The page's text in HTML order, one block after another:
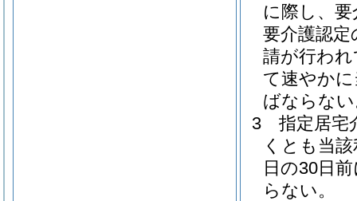
に際し、
要介護認
請が行わ
て速やか
ばならな
3
指定居宅
くとも当
日の30日
らない。